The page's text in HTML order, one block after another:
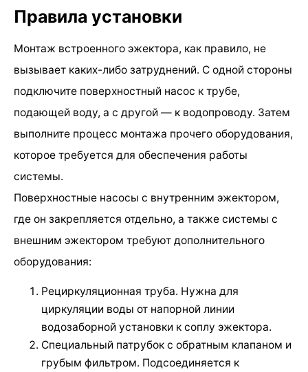
Правила установки
Монтаж встроенного эжектора, как правило, не
вызывает каких-либо затруднений. С одной стороны
подключите поверхностный насос к трубе,
подающей воду, а с другой — к водопроводу. Затем
выполните процесс монтажа прочего оборудования,
которое требуется для обеспечения работы
системы.
Поверхностные насосы с внутренним эжектором,
где он закрепляется отдельно, а также системы с
внешним эжектором требуют дополнительного
оборудования:
Рециркуляционная труба. Нужна для
циркуляции воды от напорной линии
водозаборной установки к соплу эжектора.
Специальный патрубок с обратным клапаном и
грубым фильтром. Подсоединяется к